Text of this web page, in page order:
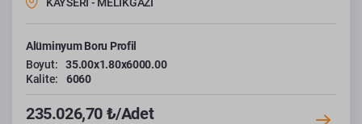
Alüminyum Boru Profil
Boyut:
35.00x1.80x6000.00
Kalite:
6060
235.026,70 ₺/Adet